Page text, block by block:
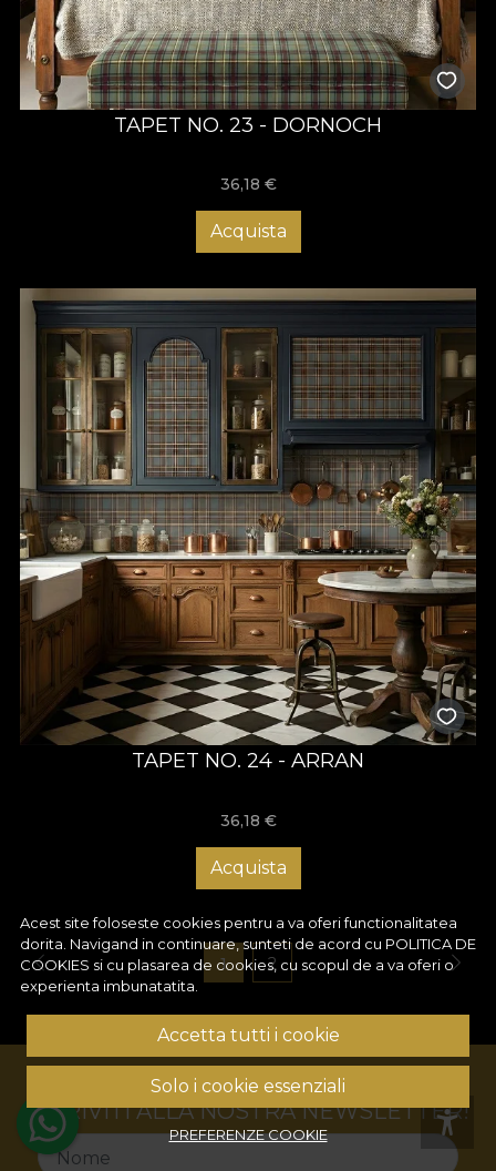
TAPET NO. 23 - DORNOCH
36,18 €
Acquista
TAPET NO. 24 - ARRAN
36,18 €
Acquista
1 2
Acest site foloseste cookies pentru a va oferi functionalitatea
dorita. Navigand in continuare, sunteti de acord cu POLITICA DE
COOKIES si cu plasarea de cookies, cu scopul de a va oferi o
experienta imbunatatita.
Accetta tutti i cookie
Solo i cookie essenziali
PREFERENZE COOKIE
ISCRIVITI ALLA NOSTRA NEWSLETTER!
Nome